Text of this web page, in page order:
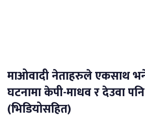
माओवादी नेताहरुले एकसाथ
घटनामा केपी-माधव र देउवा
(भिडियोसहित)